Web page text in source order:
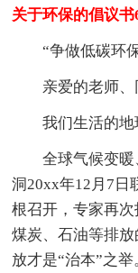
关于环保的倡议书
“争做低碳环
亲爱的老师、
我们生活的
全球气候变
洞20xx年12月7日
根召开，专家再
煤炭、石油等排
放才是“治本”之举